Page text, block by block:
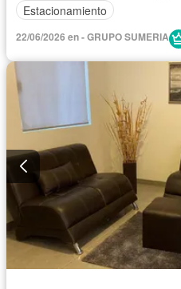
Estacionamiento
22/06/2026 en - GRUPO SUMERIA